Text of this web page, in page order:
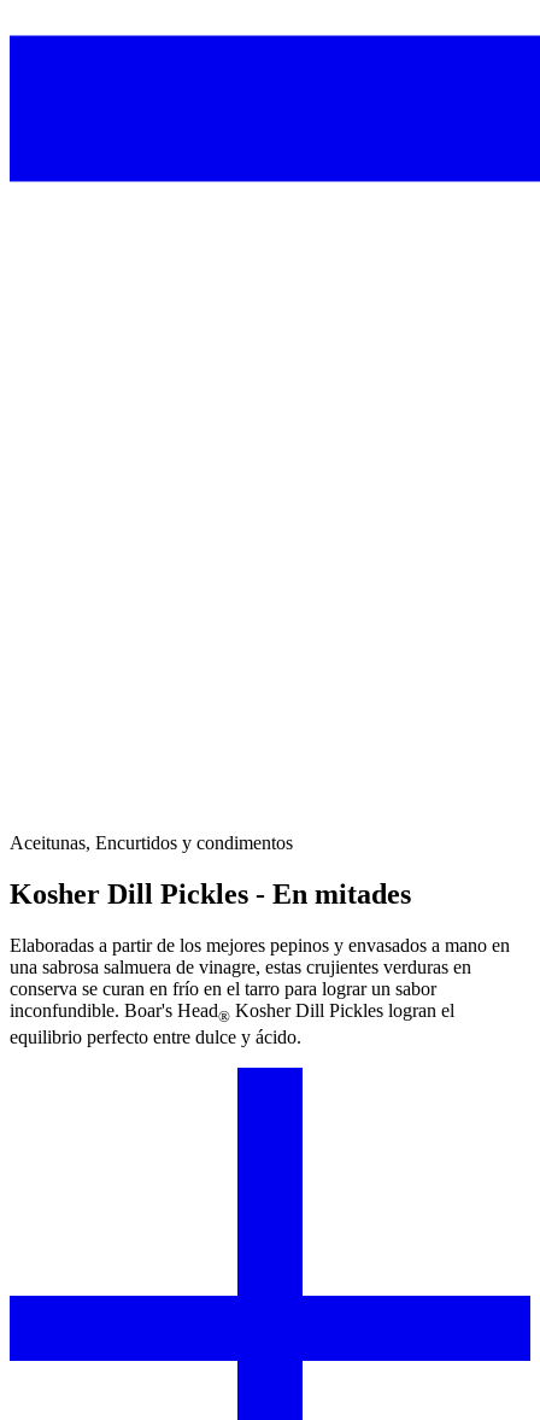
Aceitunas, Encurtidos y condimentos
Kosher Dill Pickles - En mitades
Elaboradas a partir de los mejores pepinos y envasados a mano en
una sabrosa salmuera de vinagre, estas crujientes verduras en
conserva se curan en frío en el tarro para lograr un sabor
inconfundible. Boar's Head® Kosher Dill Pickles logran el
equilibrio perfecto entre dulce y ácido.